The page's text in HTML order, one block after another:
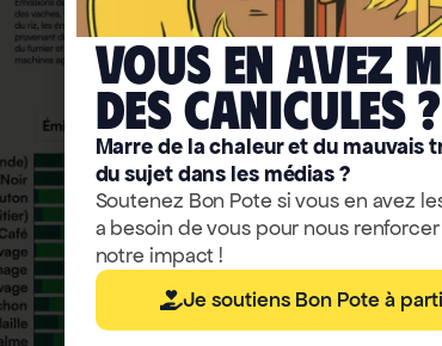
Vous en avez
deS caniculeS ?
Marre de la chaleur et du mauvais
du sujet dans les médias ?
Soutenez Bon Pote si vous en avez
a besoin de vous pour nous
notre impact !
Je soutiens Bon Pote à